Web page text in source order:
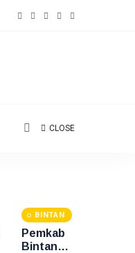
CLOSE
BINTAN
Pemkab
Bintan